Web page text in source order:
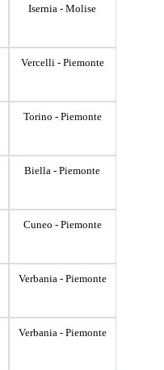
Isernia - Molise
Vercelli - Piemonte
Torino - Piemonte
Biella - Piemonte
Cuneo - Piemonte
Verbania - Piemonte
Verbania - Piemonte